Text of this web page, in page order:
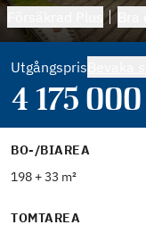
Utgångspris
4 175 000
BO-/BIAREA
198 + 33 m²
TOMTAREA